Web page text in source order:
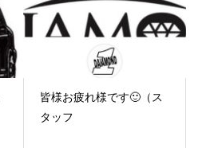
皆様お疲れ様です🙂（ス
タッフ